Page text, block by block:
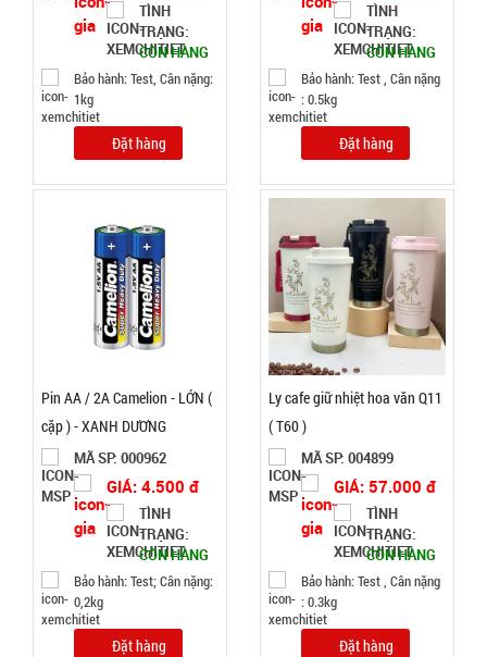
26.500 đ
Test
Đặt
hàng
pad
Tyloo màu
đỏ Dày 4 Ly
( T200, Full
VAT )
16.000 đ
TÌNH
TRẠNG:
CÒN HÀNG
Bảo hành: Test, Cân nặng:
1kg
Đặt hàng
TÌNH
TRẠNG:
CÒN HÀNG
Bảo hành: Test , Cân nặng
: 0.5kg
Đặt hàng
Pin AA / 2A Camelion - LỚN (
cặp ) - XANH DƯƠNG
MÃ SP: 000962
GIÁ: 4.500 đ
TÌNH
TRẠNG:
CÒN HÀNG
Bảo hành: Test; Cân nặng:
0,2kg
Đặt hàng
Ly cafe giữ nhiệt hoa văn Q11
( T60 )
MÃ SP: 004899
GIÁ: 57.000 đ
TÌNH
TRẠNG:
CÒN HÀNG
Bảo hành: Test , Cân nặng
: 0.3kg
Đặt hàng